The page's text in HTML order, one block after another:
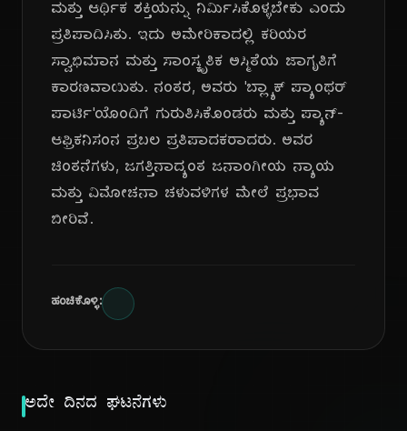
ಮತ್ತು ಆರ್ಥಿಕ ಶಕ್ತಿಯನ್ನು ನಿರ್ಮಿಸಿಕೊಳ್ಳಬೇಕು ಎಂದು
ಪ್ರತಿಪಾದಿಸಿತು. ಇದು ಅಮೇರಿಕಾದಲ್ಲಿ ಕರಿಯರ
ಸ್ವಾಭಿಮಾನ ಮತ್ತು ಸಾಂಸ್ಕೃತಿಕ ಅಸ್ಮಿತೆಯ ಜಾಗೃತಿಗೆ
ಕಾರಣವಾಯಿತು. ನಂತರ, ಅವರು 'ಬ್ಲ್ಯಾಕ್ ಪ್ಯಾಂಥರ್
ಪಾರ್ಟಿ'ಯೊಂದಿಗೆ ಗುರುತಿಸಿಕೊಂಡರು ಮತ್ತು ಪ್ಯಾನ್-
ಆಫ್ರಿಕನಿಸಂನ ಪ್ರಬಲ ಪ್ರತಿಪಾದಕರಾದರು. ಅವರ
ಚಿಂತನೆಗಳು, ಜಗತ್ತಿನಾದ್ಯಂತ ಜನಾಂಗೀಯ ನ್ಯಾಯ
ಮತ್ತು ವಿಮೋಚನಾ ಚಳುವಳಿಗಳ ಮೇಲೆ ಪ್ರಭಾವ
ಬೀರಿವೆ.
ಹಂಚಿಕೊಳ್ಳಿ:
ಅದೇ ದಿನದ ಘಟನೆಗಳು